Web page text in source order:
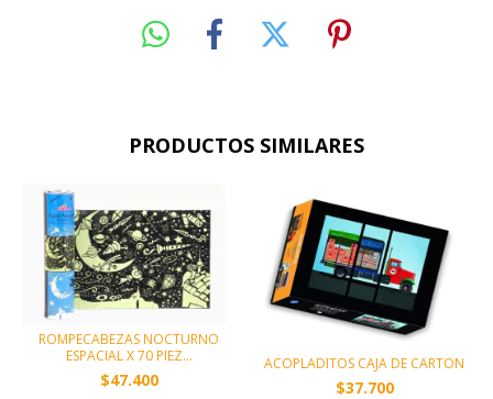
PRODUCTOS SIMILARES
ROMPECABEZAS NOCTURNO
ESPACIAL X 70 PIEZ...
$47.400
ACOPLADITOS CAJA DE CARTON
$37.700